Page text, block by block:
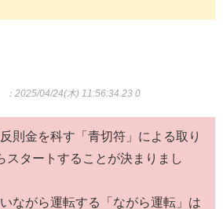
：2025/04/24(木) 11:56:34.23 0
則金を科す「青切符」による取り
タートすることが決まりまし
ながら運転する「ながら運転」は